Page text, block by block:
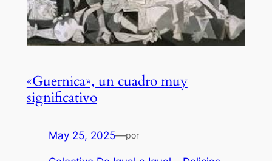
«Guernica», un cuadro muy
significativo
May 25, 2025—por